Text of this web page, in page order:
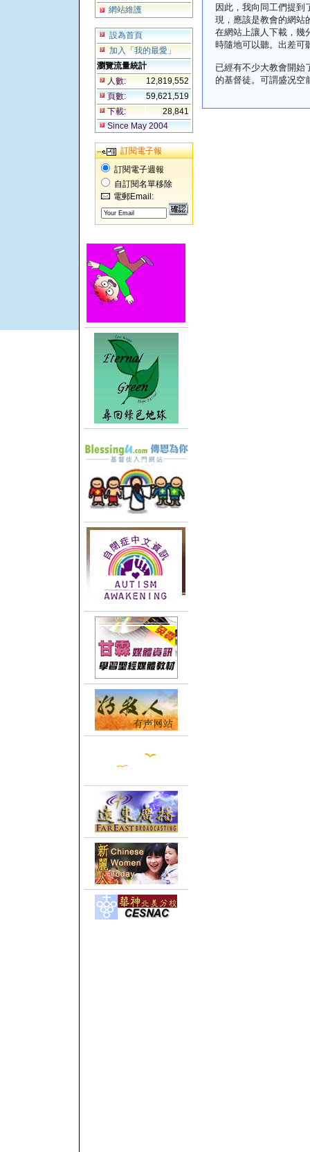
網站維護
設為首頁
加入「我的最愛」
瀏覽流量統計
人數:
12,819,552
頁數:
59,621,519
下載:
28,841
Since May 2004
訂閱電子報
訂閱電子週報
自訂閱名單移除
電郵Email:
因此，我向同工們提到
現，應該是教會的網站
在網站上讓人下載，幾
時隨地可以聽。出差可
已經有不少大教會開始
的基督徒。可謂盛况空